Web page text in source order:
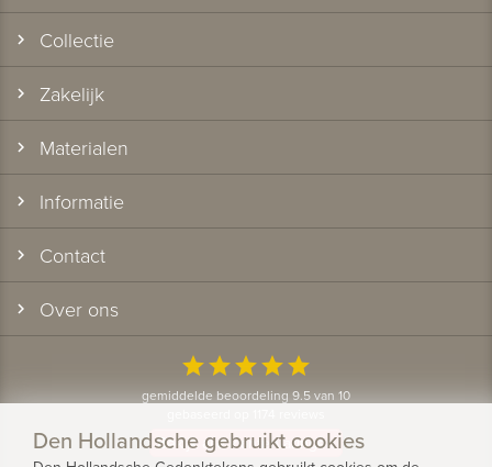
Collectie
Zakelijk
Materialen
Informatie
Contact
Over ons
starstarstarstarstar
gemiddelde beoordeling 9.5 van 10
Bekijk alle klantervaringen
Den Hollandsche gebruikt cookies